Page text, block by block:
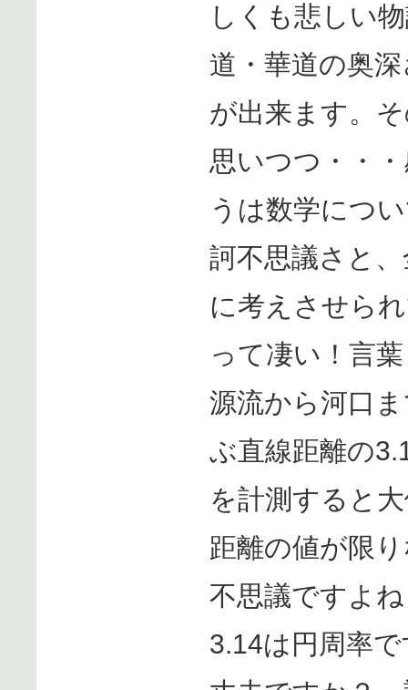
しくも悲しい
道・華道の奥
が出来ます。
思いつつ・・
うは数学につ
訶不思議さと
に考えさせら
って凄い！言
源流から河口
ぶ直線距離の
を計測すると
距離の値が限
不思議ですよ
3.14は円周率